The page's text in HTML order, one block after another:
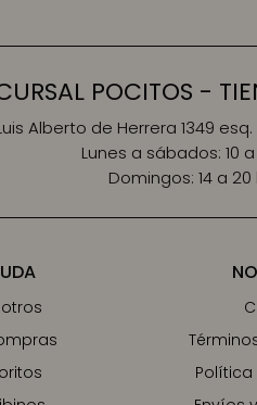
POCITOS -
Alberto de Herrera 1349
Lunes a sábados: 10
Domingos: 14 a 20